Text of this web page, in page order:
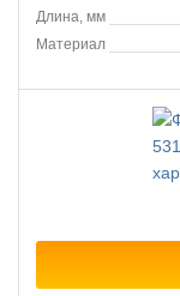
Длина, мм
Материал